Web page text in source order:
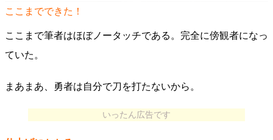
ここまでできた！
ここまで筆者はほぼノータッチである。完全に傍観者になっ
ていた。
まあまあ、勇者は自分で刀を打たないから。
いったん広告です